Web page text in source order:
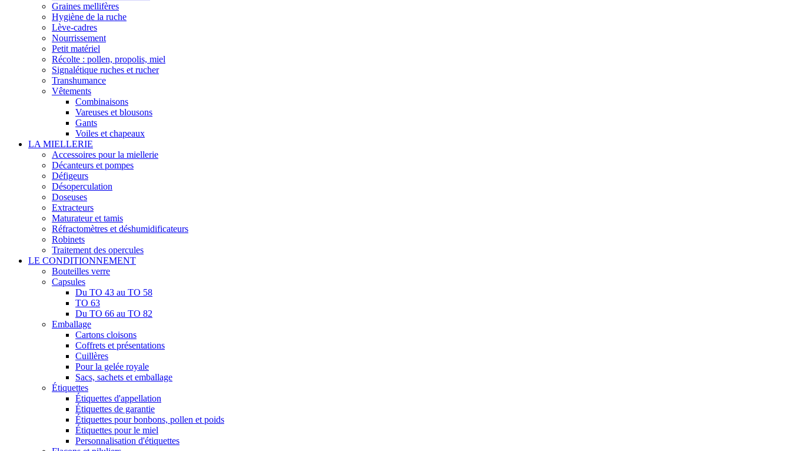
Graines mellifères
Hygiène de la ruche
Lève-cadres
Nourrissement
Petit matériel
Récolte : pollen, propolis, miel
Signalétique ruches et rucher
Transhumance
Vêtements
Combinaisons
Vareuses et blousons
Gants
Voiles et chapeaux
LA MIELLERIE
Accessoires pour la miellerie
Décanteurs et pompes
Défigeurs
Désoperculation
Doseuses
Extracteurs
Maturateur et tamis
Réfractomètres et déshumidificateurs
Robinets
Traitement des opercules
LE CONDITIONNEMENT
Bouteilles verre
Capsules
Du TO 43 au TO 58
TO 63
Du TO 66 au TO 82
Emballage
Cartons cloisons
Coffrets et présentations
Cuillères
Pour la gelée royale
Sacs, sachets et emballage
Étiquettes
Étiquettes d'appellation
Étiquettes de garantie
Étiquettes pour bonbons, pollen et poids
Étiquettes pour le miel
Personnalisation d'étiquettes